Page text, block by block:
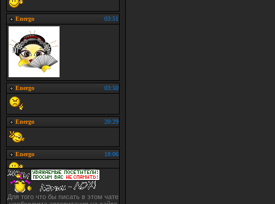
Для того что бы писать в этом чате